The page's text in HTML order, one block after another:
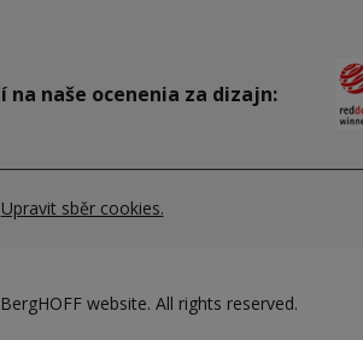
na naše ocenenia za dizajn:
Upravit sběr cookies.
website. All rights reserved.